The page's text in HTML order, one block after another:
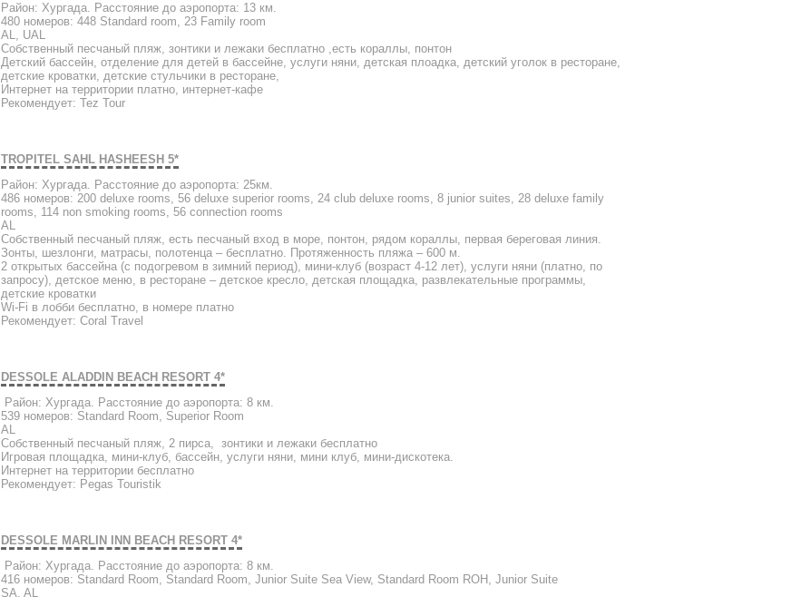
Район: Хургада. Расстояние до аэропорта: 13 км.
480 номеров: 448 Standard room, 23 Family room
AL, UAL
Собственный песчаный пляж, зонтики и лежаки бесплатно ,есть кораллы, понтон
Детский бассейн, отделение для детей в бассейне, услуги няни, детская плоадка, детский уголок в ресторане,
детские кроватки, детские стульчики в ресторане,
Интернет на территории платно, интернет-кафе
Рекомендует: Tez Tour
TROPITEL SAHL HASHEESH 5*
Район: Хургада. Расстояние до аэропорта: 25км.
486 номеров: 200 deluxe rooms, 56 deluxe superior rooms, 24 club deluxe rooms, 8 junior suites, 28 deluxe family
rooms, 114 non smoking rooms, 56 connection rooms
AL
Собственный песчаный пляж, есть песчаный вход в море, понтон, рядом кораллы, первая береговая линия.
Зонты, шезлонги, матрасы, полотенца – бесплатно. Протяженность пляжа – 600 м.
2 открытых бассейна (с подогревом в зимний период), мини-клуб (возраст 4-12 лет), услуги няни (платно, по
запросу), детское меню, в ресторане – детское кресло, детская площадка, развлекательные программы,
детские кроватки
Wi-Fi в лобби бесплатно, в номере платно
Рекомендует: Coral Travel
DESSOLE ALADDIN BEACH RESORT 4*
Район: Хургада. Расстояние до аэропорта: 8 км.
539 номеров: Standard Room, Superior Room
AL
Собственный песчаный пляж, 2 пирса, зонтики и лежаки бесплатно
Игровая площадка, мини-клуб, бассейн, услуги няни, мини клуб, мини-дискотека.
Интернет на территории бесплатно
Рекомендует: Pegas Touristik
DESSOLE MARLIN INN BEACH RESORT 4*
Район: Хургада. Расстояние до аэропорта: 8 км.
416 номеров: Standard Room, Standard Room, Junior Suite Sea View, Standard Room ROH, Junior Suite
SA, AL